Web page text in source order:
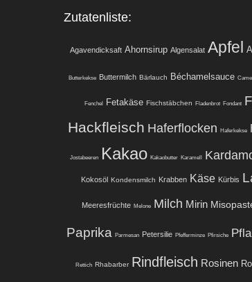
Zutatenliste:
Agavendicksaft Ahornsirup Algensalat Apfel
Butterkekse Buttermilch Bärlauch Béchamelsauce
Fenchel Fetakäse Fischstäbchen Fladenbrot Fondant
Hackfleisch Haferflocken Haferkekse
Jostabeeren Kakao Kakaobutter Karamell
Kokosöl Kondensmilch Krabben Käse Kürbis
Meeresfrüchte Melone Milch Mirin
Paprika Parmesan Petersilie Pfefferminze Pfirsiche
Rettich Rhabarber Rindfleisch Rosinen